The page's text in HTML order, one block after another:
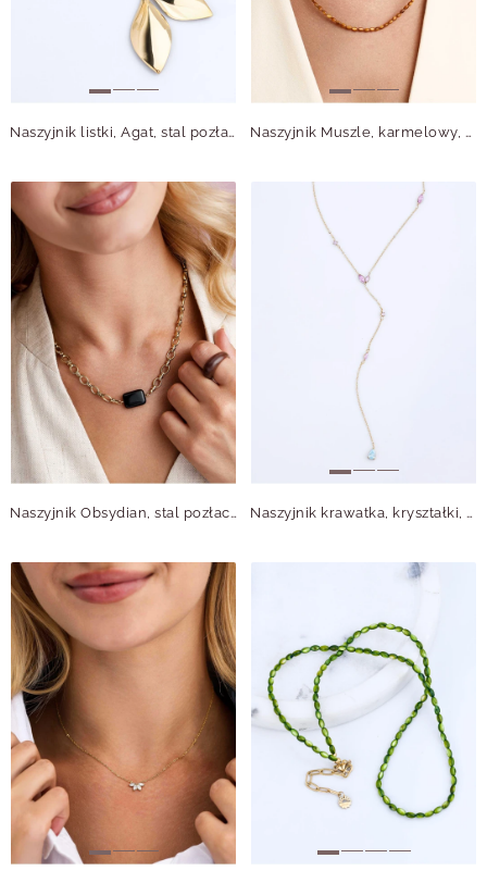
Naszyjnik listki, Agat, stal pozłacana S316339Z00 Naszyjnik Muszle, karmelowy, stal pozłacana S316291Z17
Naszyjnik Obsydian, stal pozłacana S316303Z00 Naszyjnik krawatka, kryształki, stal pozłacana S315511Z00